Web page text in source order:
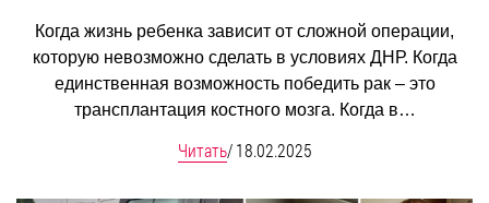
Когда жизнь ребенка зависит от сложной операции,
которую невозможно сделать в условиях ДНР. Когда
единственная возможность победить рак – это
трансплантация костного мозга. Когда в…
Читать/ 18.02.2025